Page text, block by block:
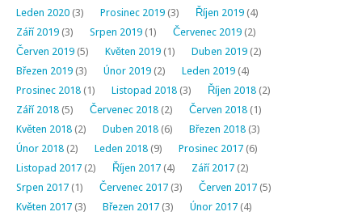
Leden 2020 (3) Prosinec 2019 (3) Říjen 2019 (4)
Září 2019 (3) Srpen 2019 (1) Červenec 2019 (2)
Červen 2019 (5) Květen 2019 (1) Duben 2019 (2)
Březen 2019 (3) Únor 2019 (2) Leden 2019 (4)
Prosinec 2018 (1) Listopad 2018 (3) Říjen 2018 (2)
Září 2018 (5) Červenec 2018 (2) Červen 2018 (1)
Květen 2018 (2) Duben 2018 (6) Březen 2018 (3)
Únor 2018 (2) Leden 2018 (9) Prosinec 2017 (6)
Listopad 2017 (2) Říjen 2017 (4) Září 2017 (2)
Srpen 2017 (1) Červenec 2017 (3) Červen 2017 (5)
Květen 2017 (3) Březen 2017 (3) Únor 2017 (4)